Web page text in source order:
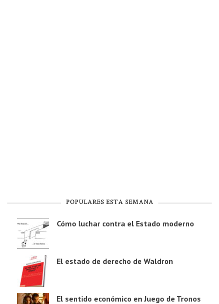
POPULARES ESTA SEMANA
Cómo luchar contra el Estado moderno
El estado de derecho de Waldron
El sentido económico en Juego de Tronos